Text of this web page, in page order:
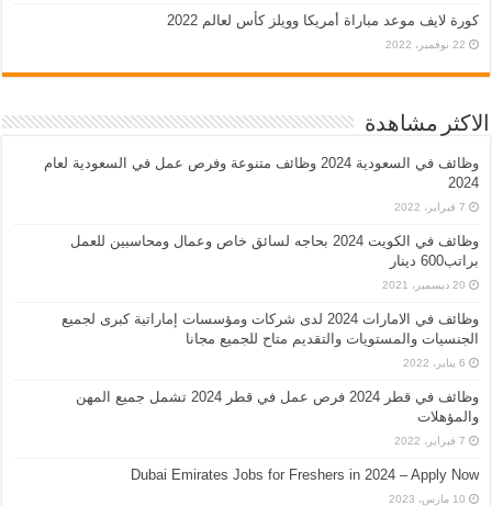
كورة لايف موعد مباراة أمريكا وويلز كأس لعالم 2022
22 نوفمبر، 2022
الاكثر مشاهدة
وظائف في السعودية 2024 وظائف متنوعة وفرص عمل في السعودية لعام
2024
7 فبراير، 2022
وظائف في الكويت 2024 بحاجه لسائق خاص وعمال ومحاسبين للعمل
براتب600 دينار
20 ديسمبر، 2021
وظائف في الامارات 2024 لدى شركات ومؤسسات إماراتية كبرى لجميع
الجنسيات والمستويات والتقديم متاح للجميع مجانا
6 يناير، 2022
وظائف في قطر 2024 فرص عمل في قطر 2024 تشمل جميع المهن
والمؤهلات
7 فبراير، 2022
Dubai Emirates Jobs for Freshers in 2024 – Apply Now
10 مارس، 2023